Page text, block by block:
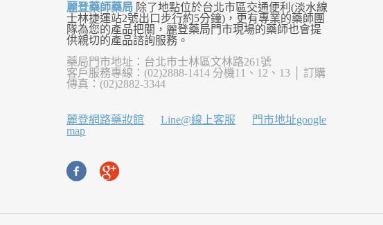
麗登藥師藥局 除了地點位於台北市區交通便利(淡水線
士林捷運站2號出口步行約5分鐘)，更有專業的藥師團
隊為您的產品把關，麗登藥局門市現場的藥師也會提
供親切的產品諮詢服務。
藥局門市地址：台北市士林區文林路261號
客戶服務專線：(02)2888-1414 分機11、12、13 │ 訂購
傳真：(02)2882-3344
麗登網路藥妝館 Line@線上客服
門市地址google
map